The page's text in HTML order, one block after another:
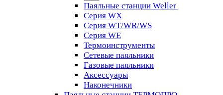
Паяльные станции Weller
Серия WX
Серия WT/WR/WS
Серия WE
Термоинструменты
Сетевые паяльники
Газовые паяльники
Аксессуары
Наконечники